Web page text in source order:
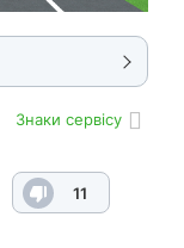
Знаки сервісу
11